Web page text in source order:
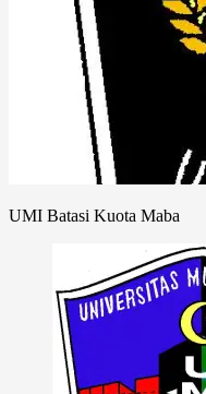
UMI Batasi Kuota Maba